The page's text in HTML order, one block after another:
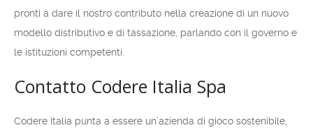
pronti a dare il nostro contributo nella creazione di un nuovo
modello distributivo e di tassazione, parlando con il governo e
le istituzioni competenti.
Contatto Codere Italia Spa
Codere Italia punta a essere un’azienda di gioco sostenibile,